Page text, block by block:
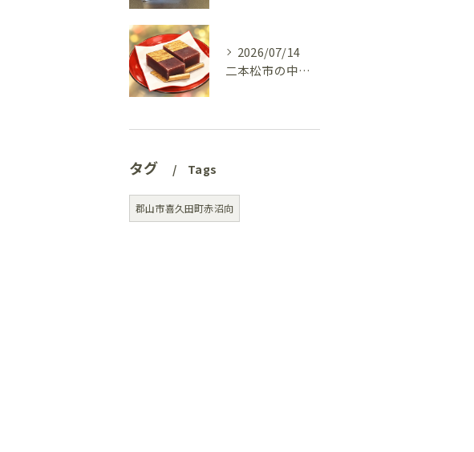
2026/07/14
二本松市の中古住宅、リフォーム前の様子を見てきました(^^♪
タグ Tags
郡山市喜久田町赤沼向